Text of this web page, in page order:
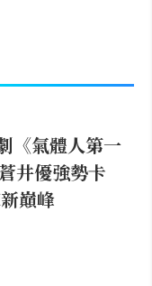
《氣體人第一
井優強勢卡
巔峰